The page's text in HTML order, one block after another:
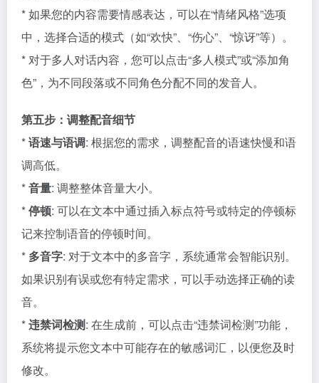
* 如果您的内容需要情感表达，可以在“情绪风格”选项
中，选择合适的模式（如“欢快”、“伤心”、“惊讶”等）。
* 对于多人对话内容，您可以点击“多人模式”或“添加角
色”，为不同段落或不同角色分配不同的发音人。
第五步：调整配音细节
*语速与语调: 根据您的需求，调整配音的语速快慢和语
调高低。
*音量: 调整整体音量大小。
*停顿: 可以在文本中通过插入标点符号或特定的停顿标
记来控制语音的停顿时间。
* 多音字: 对于文本中的多音字，系统通常会智能识别。
如果识别有误或您有特定需求，可以手动选择正确的读
音。
*违禁词检测: 在生成前，可以点击“违禁词检测”功能，
系统将提示您文本中可能存在的敏感词汇，以便您及时
修改。